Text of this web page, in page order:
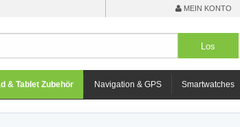
MEIN KONTO
& Tablet Zubehör Navigation & GPS Smartwatches